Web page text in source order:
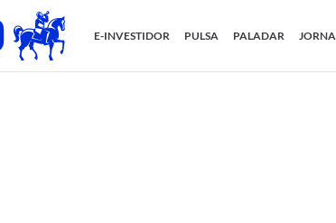
E-INVESTIDOR PULSA PALADAR